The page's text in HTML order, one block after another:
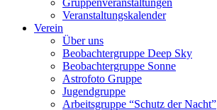
Gruppenveranstaltungen
Veranstaltungskalender
Verein
Über uns
Beobachtergruppe Deep Sky
Beobachtergruppe Sonne
Astrofoto Gruppe
Jugendgruppe
Arbeitsgruppe “Schutz der Nacht”